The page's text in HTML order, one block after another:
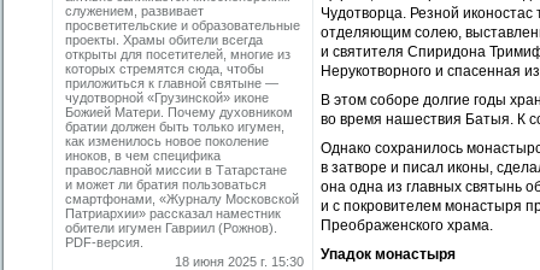
служением, развивает
просветительские и образовательные
проекты. Храмы обители всегда
открыты для посетителей, многие из
которых стремятся сюда, чтобы
приложиться к главной святыне —
чудотворной «Грузинской» иконе
Божией Матери. Почему духовником
братии должен быть только игумен,
как изменилось новое поколение
иноков, в чем специфика
православной миссии в Татарстане
и может ли братия пользоваться
смартфонами, «Журналу Московской
Патриархии» рассказал наместник
обители игумен Гавриил (Рожнов).
PDF-версия.
18 июня 2025 г. 15:30
Чудотворца. Резной
отделяющим солею,
и святителя Спиридона
Нерукотворного и спасенная
В этом соборе долгие годы
во время нашествия Батыя. К
Однако сохранилось
в затворе и писал иконы,
она одна из главных святынь
и с покровителем монастыря
Преображенского храма.
Упадок монастыря